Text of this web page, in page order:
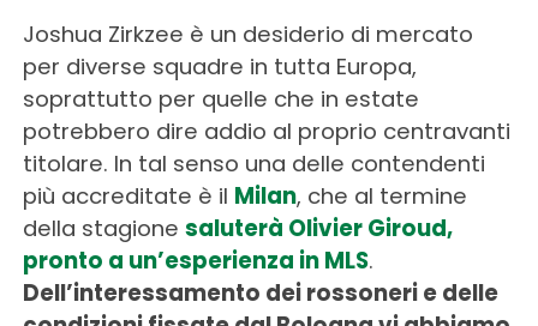
Joshua Zirkzee è un desiderio di mercato
per diverse squadre in tutta Europa,
soprattutto per quelle che in estate
potrebbero dire addio al proprio centravanti
titolare. In tal senso una delle contendenti
più accreditate è il Milan, che al termine
della stagione saluterà Olivier Giroud,
pronto a un’esperienza in MLS.
Dell’interessamento dei rossoneri e delle